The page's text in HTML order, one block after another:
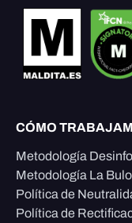
CÓMO
Metodología Desinfo
Metodología La
Política de
Política de